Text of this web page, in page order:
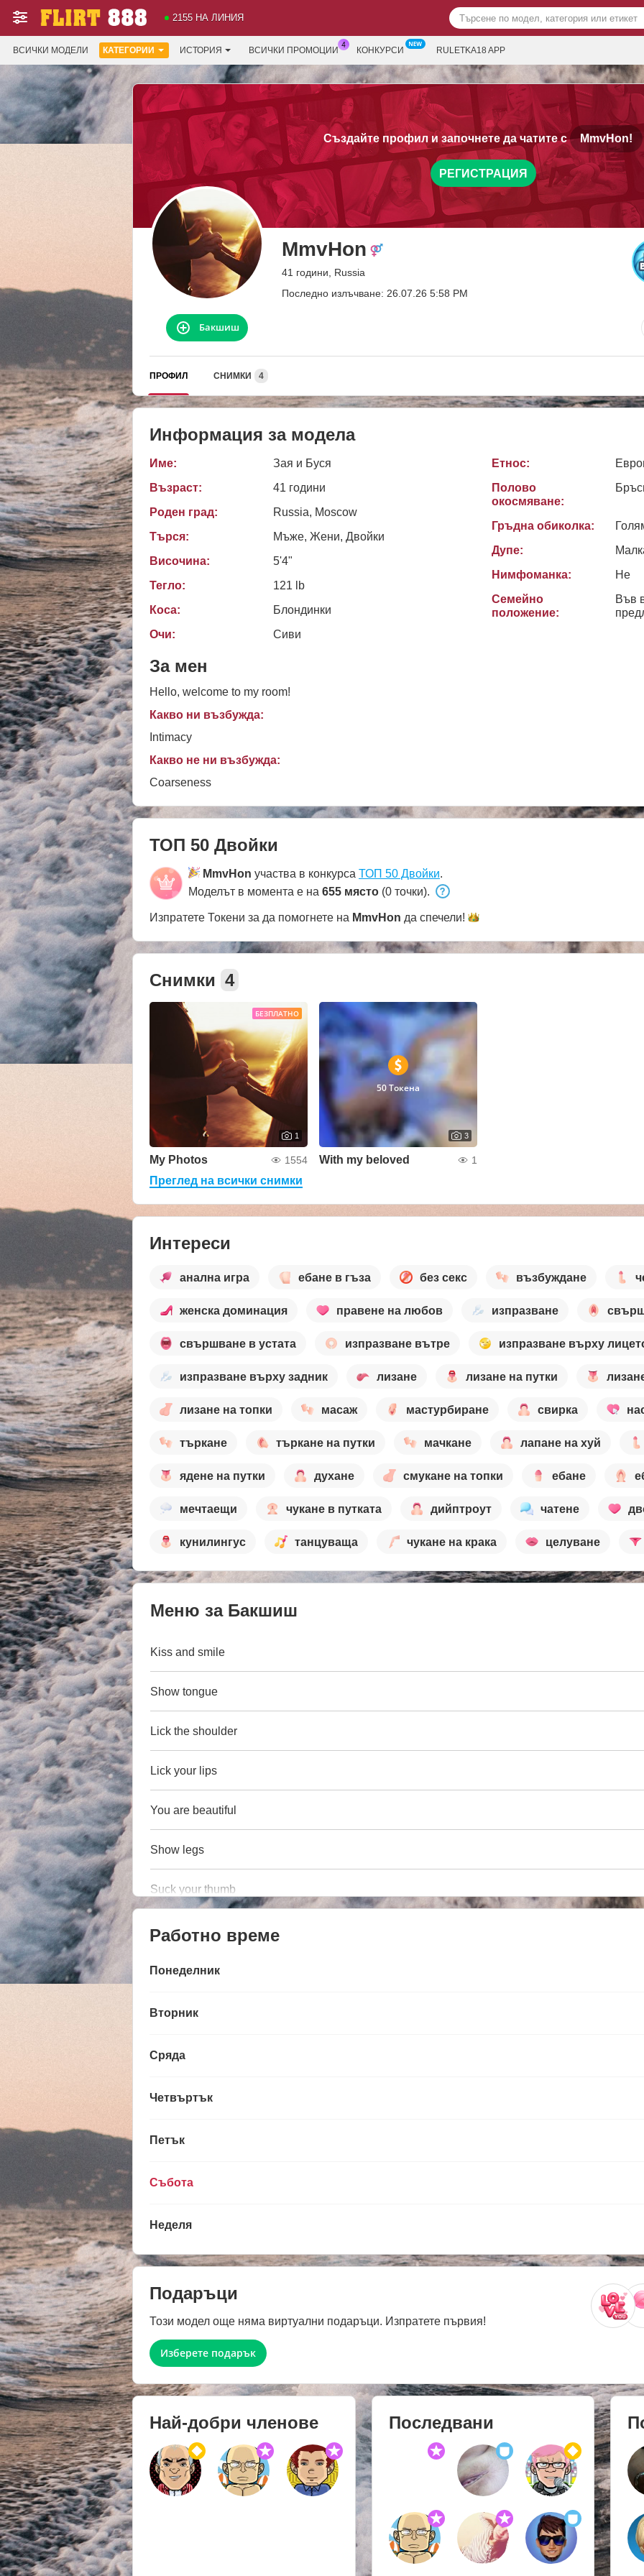
2155 НА ЛИНИЯ
ВСИЧКИ МОДЕЛИ КАТЕГОРИИ ИСТОРИЯ ВСИЧКИ ПРОМОЦИИ КОНКУРСИ RULETKA18 APP
Създайте профил и започнете да чатите с MmvHon!
РЕГИСТРАЦИЯ
MmvHon
41 години, Russia
Последно излъчване: 26.07.26 5:58 PM
Бакшиш
ПРОФИЛ СНИМКИ 4
Информация за модела
Име:
Зая и Буся
Възраст:
41 години
Роден град:
Russia, Moscow
Търся:
Мъже, Жени, Двойки
Височина:
5'4"
Тегло:
121 lb
Коса:
Блондинки
Очи:
Сиви
Етнос:
Полово
окосмяване:
Гръдна обиколка:
Дупе:
Нимфоманка:
Не
Семейно
положение:
Във
За мен
Hello, welcome to my room!
Какво ни възбужда:
Intimacy
Какво не ни възбужда:
Coarseness
ТОП 50 Двойки
MmvHon участва в конкурса ТОП 50 Двойки.
Моделът в момента е на 655 място (0 точки).
Изпратете Токени за да помогнете на MmvHon да спечели!
Снимки 4
БЕЗПЛАТНО
1
My Photos 1554
50 Токена
3
With my beloved 1
Преглед на всички снимки
Интереси
анална игра ебане в гъза без секс възбуждане
женска доминация правене на любов изпразване
свършване в устата изпразване вътре изпразване върху
изпразване върху задник лизане лизане на путки
лизане на топки масаж мастурбиране свирка
търкане търкане на путки мачкане лапане на хуй
ядене на путки духане смукане на топки ебане
мечтаещи чукане в путката дийптроут чатене
кунилингус танцуваща чукане на крака целуване
Меню за Бакшиш
Kiss and smile
Show tongue
Lick the shoulder
Lick your lips
You are beautiful
Show legs
Suck your thumb
Работно време
Понеделник
Вторник
Сряда
Четвъртък
Петък
Събота
Неделя
Подаръци
Този модел още няма виртуални подаръци. Изпратете първия!
Изберете подарък
Най-добри членове Последвани